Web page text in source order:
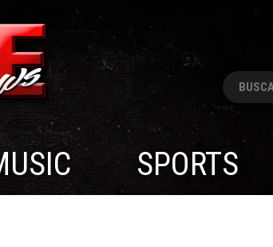
Pesquisar
SPORTS